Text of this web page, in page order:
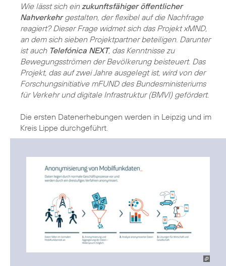
Wie lässt sich ein zukunftsfähiger öffentlicher
Nahverkehrgestalten, der flexibel auf die Nachfrage
reagiert? Dieser Frage widmet sich das Projekt xMND,
an dem sich sieben Projektpartner beteiligen. Darunter
ist auch Telefónica NEXT, das Kenntnisse zu
Bewegungsströmen der Bevölkerung beisteuert. Das
Projekt, das auf zwei Jahre ausgelegt ist, wird von der
Forschungsinitiative mFUND des Bundesministeriums
für Verkehr und digitale Infrastruktur (BMVI) gefördert.
Die ersten Datenerhebungen werden in Leipzig und im
Kreis Lippe durchgeführt.